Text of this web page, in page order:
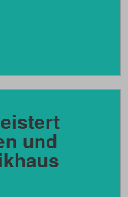
und